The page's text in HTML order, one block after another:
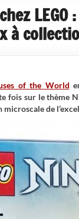
à
of the World
fois sur le thème
microscale de